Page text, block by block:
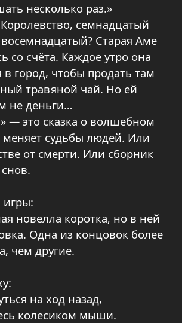
несколько раз.»
семнадцатый
Старая Аме
со счёта. Каждое утро она
в город, чтобы продать там
травяной чай. Но ей
не деньги…
— это сказка о волшебном
меняет судьбы людей. Или
от смерти. Или сборник
игры:
новелла коротка, но в ней
Одна из концовок более
чем другие.
на ход назад,
колесиком мыши.